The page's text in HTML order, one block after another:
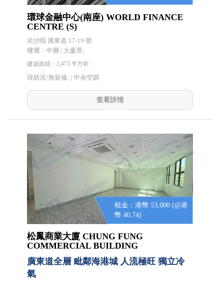
環球金融中心(南座) WORLD FINANCE
CENTRE (S)
尖沙咀 廣東道 17-19 號
樓層：中層 | 大廈景;
建築面積：2,473 平方呎
現狀況/無裝修; | 中央空調
查看詳情
租金：港幣 53,000 (@港
幣 40.74)
松鳳商業大廈 CHUNG FUNG
COMMERCIAL BUILDING
廣東道全層 毗鄰海港城 人流極旺 獨立冷
氣